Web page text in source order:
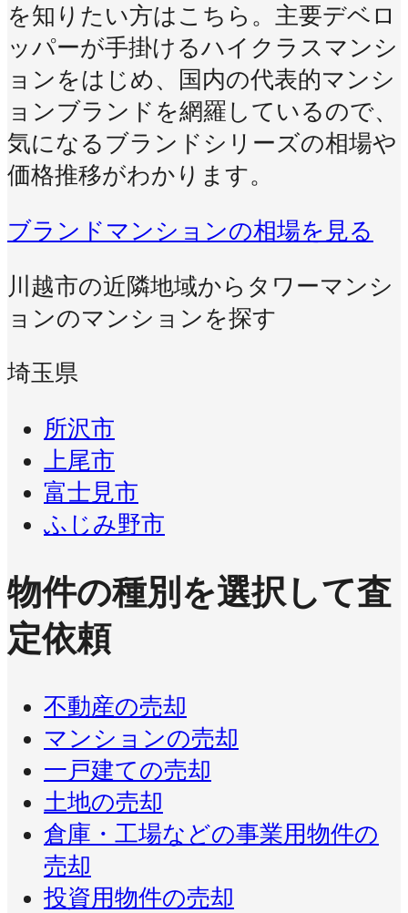
を知りたい方はこちら。主要デベロ
ッパーが手掛けるハイクラスマンシ
ョンをはじめ、国内の代表的マンシ
ョンブランドを網羅しているので、
気になるブランドシリーズの相場や
価格推移がわかります。
ブランドマンションの相場を見る
川越市の近隣地域からタワーマンシ
ョンのマンションを探す
埼玉県
所沢市
上尾市
富士見市
ふじみ野市
物件の種別を選択して査
定依頼
不動産の売却
マンションの売却
一戸建ての売却
土地の売却
倉庫・工場などの事業用物件の
売却
投資用物件の売却